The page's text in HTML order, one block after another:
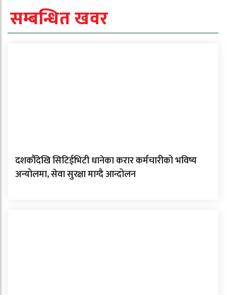
सम्बन्धित खवर
दशकौँदेखि सिटिईभिटी धानेका करार कर्मचारीको भविष्य
अन्योलमा, सेवा सुरक्षा माग्दै आन्दोलन